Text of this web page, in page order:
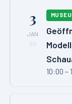
3
JAN
So
10:00 –